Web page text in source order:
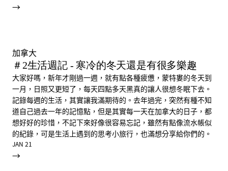
→
加拿大
＃2生活週記 - 寒冷的冬天還是有很多樂趣
大家好嗎，新年才剛過一週，就有點各種疲憊，蒙特婁的冬天到
一月，日照又更短了，每天四點多天黑真的讓人很想冬眠下去。
記錄每週的生活，其實讓我滿期待的。去年過完，突然有種不知
道自己過去一年的記憶點，但是其實每一天在加拿大的日子，都
想好好的珍惜，不記下來好像很容易忘記，雖然有點像流水帳似
的紀錄，可是生活上遇到的思考小旅行，也滿想分享給你們的。
JAN 21
→